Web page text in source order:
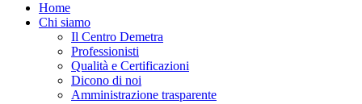
Home
Chi siamo
Il Centro Demetra
Professionisti
Qualità e Certificazioni
Dicono di noi
Amministrazione trasparente